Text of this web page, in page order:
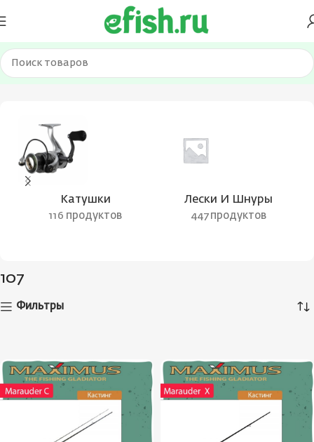
Главная Товар Вес удилища 107
Катушки
116 продуктов
Лески И Шнуры
447 продуктов
107
Фильтры